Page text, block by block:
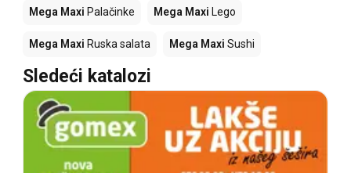
Mega Maxi Palačinke Mega Maxi Lego
Mega Maxi Ruska salata Mega Maxi Sushi
Sledeći katalozi